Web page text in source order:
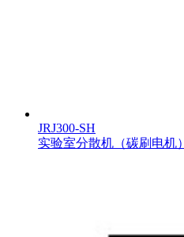
JRJ300-SH
实验室分散机（碳刷电机）